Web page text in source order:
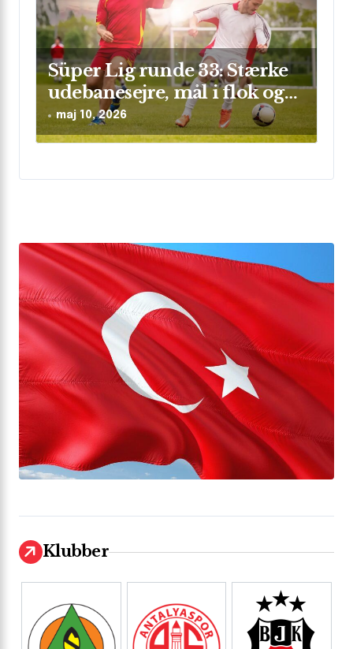
Süper Lig runde 33: Stærke
udebanesejre, mål i flok og
sikre clean sheets
maj 10, 2026
Klubber